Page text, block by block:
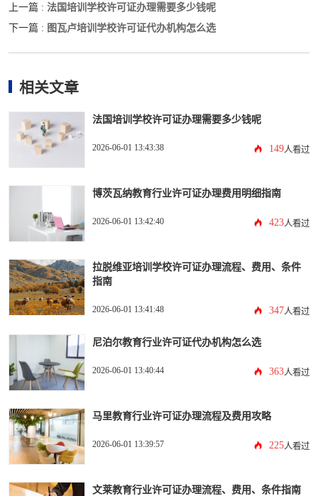
上一篇 : 法国培训学校许可证办理需要多少钱呢
下一篇 : 图瓦卢培训学校许可证代办机构怎么选
相关文章
法国培训学校许可证办理需要多少钱呢
2026-06-01 13:43:38 149人看过
博茨瓦纳教育行业许可证办理费用明细指南
2026-06-01 13:42:40 423人看过
拉脱维亚培训学校许可证办理流程、费用、条件
指南
2026-06-01 13:41:48 347人看过
尼泊尔教育行业许可证代办机构怎么选
2026-06-01 13:40:44 363人看过
马里教育行业许可证办理流程及费用攻略
2026-06-01 13:39:57 225人看过
文莱教育行业许可证办理流程、费用、条件指南